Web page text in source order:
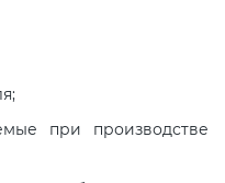
при производстве